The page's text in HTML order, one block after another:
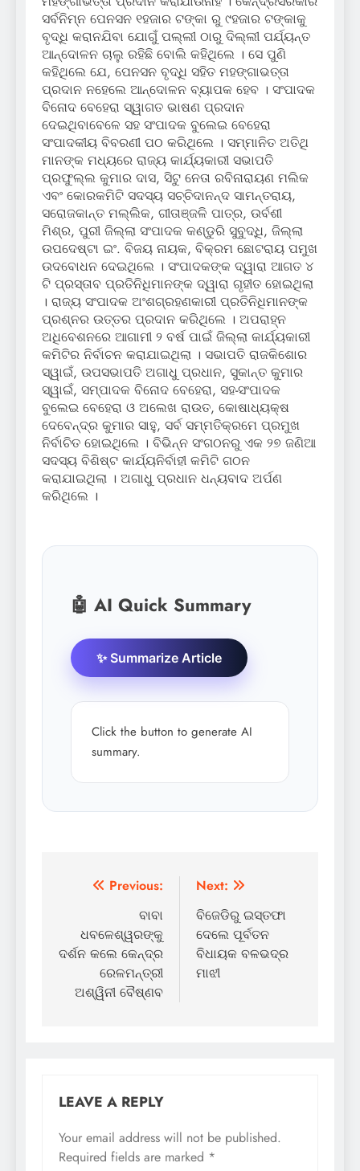
ସର୍ବନିମ୍ନ ପେନସନ ୧ହଜାର ଟଙ୍କା ରୁ ୯ହଜାର ଟଙ୍କାକୁ
ବୃଦ୍ଧି କରାନଯିବା ଯୋଗୁଁ ପଲ୍ଲୀ ଠାରୁ ଦିଲ୍ଲୀ ପର୍ଯ୍ୟନ୍ତ
ଆନ୍ଦୋଳନ ଚାଲୁ ରହିଛି ବୋଲି କହିଥିଲେ । ସେ ପୁଣି
କହିଥିଲେ ଯେ, ପେନସନ ବୃଦ୍ଧି ସହିତ ମହଙ୍ଗାଭତ୍ତା
ପ୍ରଦାନ ନହେଲେ ଆନ୍ଦୋଳନ ବ୍ୟାପକ ହେବ । ସଂପାଦକ
ବିନୋଦ ବେହେରା ସ୍ୱାଗତ ଭାଷଣ ପ୍ରଦାନ
ଦେଇଥିବାବେଳେ ସହ ସଂପାଦକ ବୁଲେଇ ବେହେରା
ସଂପାଦକୀୟ ବିବରଣୀ ପଠ କରିଥିଲେ । ସମ୍ମାନିତ ଅତିଥି
ମାନଙ୍କ ମଧ୍ୟରେ ରାଜ୍ୟ କାର୍ଯ୍ୟକାରୀ ସଭାପତି
ପ୍ରଫୁଲ୍ଲ କୁମାର ଦାସ, ସିଟୁ ନେତା ରବିନାରାୟଣ ମଲିକ
ଏବଂ କୋରକମିଟି ସଦସ୍ୟ ସଚ୍ଚିଦାନନ୍ଦ ସାମନ୍ତରାୟ,
ସରୋଜକାନ୍ତ ମଲ୍ଲିକ, ଗୀତାଞ୍ଜଳି ପାତ୍ର, ଉର୍ବଶୀ
ମିଶ୍ର, ପୁରୀ ଜିଲ୍ଲା ସଂପାଦକ କଣ୍ଡୁରି ସୁବୁଦ୍ଧି, ଜିଲ୍ଲା
ଉପଦେଷ୍ଟା ଇଂ. ବିଜୟ ନାୟକ, ବିକ୍ରମ ଛୋଟରାୟ ପମୁଖ
ଉଦବୋଧନ ଦେଇଥିଲେ । ସଂପାଦକଙ୍କ ଦ୍ୱାରା ଆଗତ ୪
ଟି ପ୍ରସ୍ତାବ ପ୍ରତିନିଧିମାନଙ୍କ ଦ୍ୱାରା ଗୃହୀତ ହୋଇଥିଲା
। ରାଜ୍ୟ ସଂପାଦକ ଅଂଶଗ୍ରହଣକାରୀ ପ୍ରତିନିଧିମାନଙ୍କ
ପ୍ରଶ୍ନର ଉତ୍ତର ପ୍ରଦାନ କରିଥିଲେ । ଅପରାହ୍ନ
ଅଧିବେଶନରେ ଆଗାମୀ ୨ ବର୍ଷ ପାଇଁ ଜିଲ୍ଲା କାର୍ଯ୍ୟକାରୀ
କମିଟିର ନିର୍ବାଚନ କରାଯାଇଥିଲା । ସଭାପତି ରାଜକିଶୋର
ସ୍ୱାଇଁ, ଉପସଭାପତି ଅଗାଧୁ ପ୍ରଧାନ, ସୁକାନ୍ତ କୁମାର
ସ୍ୱାଇଁ, ସମ୍ପାଦକ ବିନୋଦ ବେହେରା, ସହ-ସଂପାଦକ
ବୁଲେଇ ବେହେରା ଓ ଅଲେଖ ରାଉତ, କୋଷାଧ୍ୟକ୍ଷ
ଦେବେନ୍ଦ୍ର କୁମାର ସାହୁ, ସର୍ବ ସମ୍ମତିକ୍ରମେ ପ୍ରମୁଖ
ନିର୍ବାଚିତ ହୋଇଥିଲେ । ବିଭିନ୍ନ ସଂଗଠନରୁ ଏକ ୨୭ ଜଣିଆ
ସଦସ୍ୟ ବିଶିଷ୍ଟ କାର୍ଯ୍ୟନିର୍ବାହୀ କମିଟି ଗଠନ
କରାଯାଇଥିଲା । ଅଗାଧୁ ପ୍ରଧାନ ଧନ୍ୟବାଦ ଅର୍ପଣ
କରିଥିଲେ ।
🤖 AI Quick Summary
✨ Summarize Article
Click the button to generate AI
summary.
Post
navigation
Previous:
ବାବା
ଧବଳେଶ୍ୱରଙ୍କୁ
ଦର୍ଶନ କଲେ କେନ୍ଦ୍ର
ରେଳମନ୍ତ୍ରୀ
ଅଶ୍ୱିନୀ ବୈଷ୍ଣବ
Next:
ବିଜେଡିରୁ ଇସ୍ତଫା
ଦେଲେ ପୂର୍ବତନ
ବିଧାୟକ ବଳଭଦ୍ର
ମାଝୀ
LEAVE A REPLY
Your email address will not be published.
Required fields are marked *